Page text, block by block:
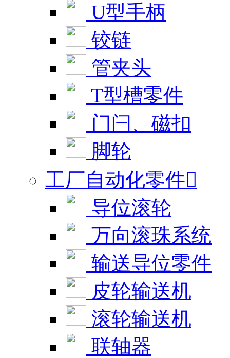
U型手柄
铰链
管夹头
T型槽零件
门闩、磁扣
脚轮
工厂自动化零件
导位滚轮
万向滚珠系统
输送导位零件
皮轮输送机
滚轮输送机
联轴器